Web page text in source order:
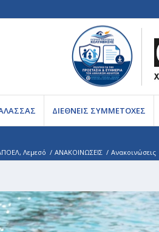
ΔΙΕΘΝΕΙΣ ΣΥΜΜΕΤΟΧΕΣ
Λεμεσό / ΑΝΑΚΟΙΝΩΣΕΙΣ / Ανακοινώσεις